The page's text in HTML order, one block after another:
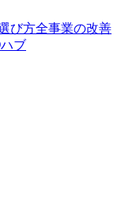
び方全事業の改善
ブ